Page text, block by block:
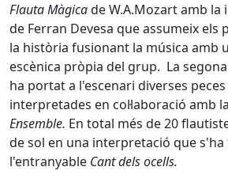
Flauta Màgicade W.A.Mozart amb
de Ferran Devesa que assumeix els
la història fusionant la música amb
escènica pròpia del grup. La
ha portat a l'escenari diverses
interpretades en col·laboració amb la
Ensemble. En total més de 20
de sol en una interpretació que s'ha
l'entranyable Cant dels ocells.